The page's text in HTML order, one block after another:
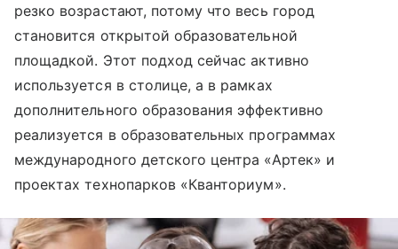
резко возрастают, потому что весь город
становится открытой образовательной
площадкой. Этот подход сейчас активно
используется в столице, а в рамках
дополнительного образования эффективно
реализуется в образовательных программах
международного детского центра «Артек» и
проектах технопарков «Кванториум».